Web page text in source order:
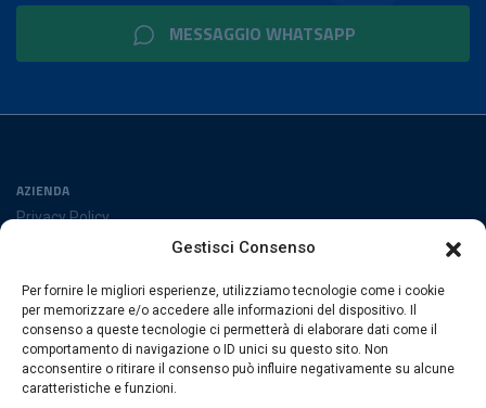
Gestisci Consenso
Per fornire le migliori esperienze, utilizziamo tecnologie come i cookie
per memorizzare e/o accedere alle informazioni del dispositivo. Il
consenso a queste tecnologie ci permetterà di elaborare dati come il
comportamento di navigazione o ID unici su questo sito. Non
acconsentire o ritirare il consenso può influire negativamente su alcune
caratteristiche e funzioni.
MESSAGGIO WHATSAPP
AZIENDA
Privacy Policy
SEGUICI SUI SOCIAL